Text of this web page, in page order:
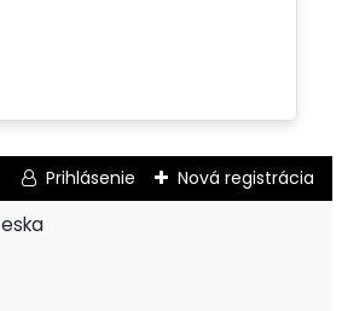
Prihlásenie Nová registrácia